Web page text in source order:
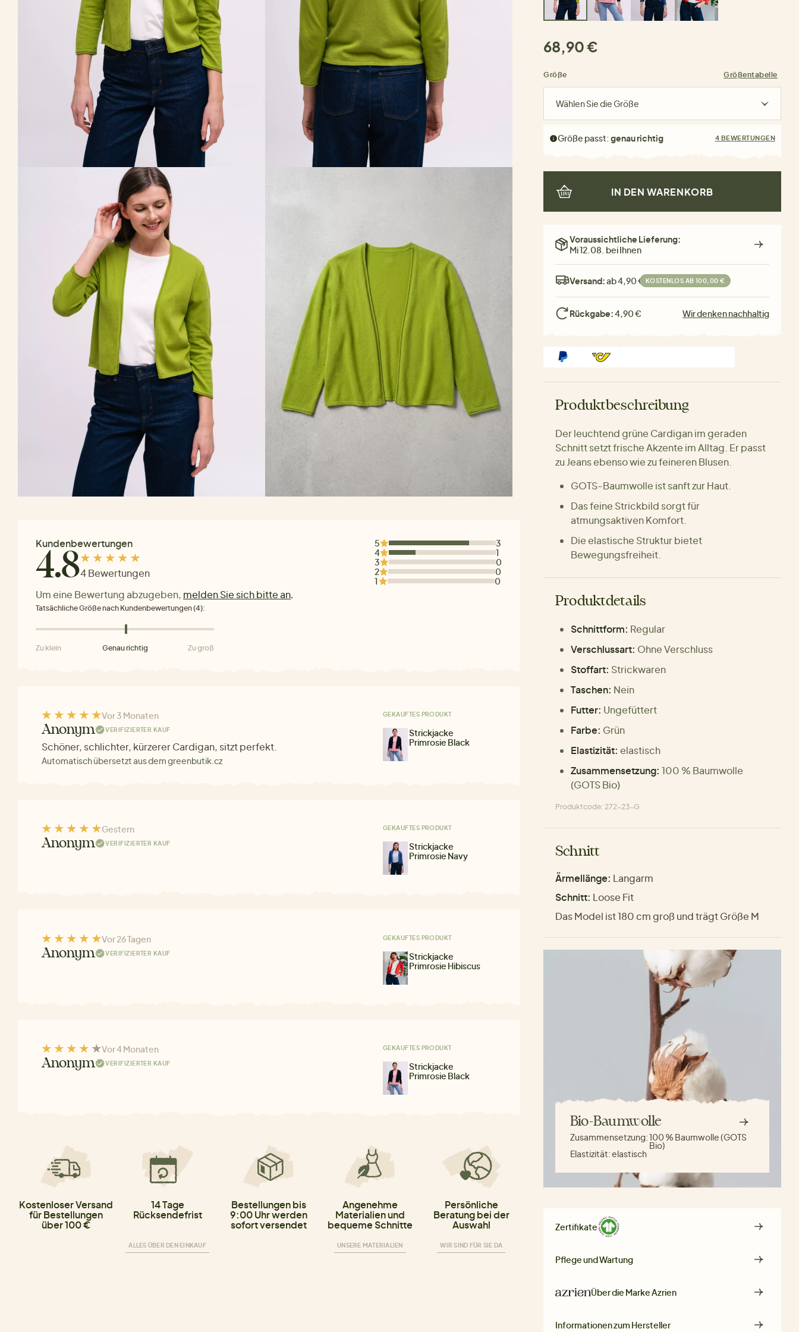
Kundenbewertungen
4.84 Bewertungen
Um eine Bewertung abzugeben, melden Sie sich bitte an.
5
3
4
1
3
0
2
0
1
0
Tatsächliche Größe nach Kundenbewertungen (4):
Zu klein Genau richtig Zu groß
Vor 3 Monaten
Anonym VERIFIZIERTER KAUF
Schöner, schlichter, kürzerer Cardigan, sitzt perfekt.
Automatisch übersetzt aus dem greenbutik.cz
GEKAUFTES PRODUKT
Strickjacke
Primrosie Black
Gestern
Anonym VERIFIZIERTER KAUF
GEKAUFTES PRODUKT
Strickjacke
Primrosie Navy
Vor 26 Tagen
Anonym VERIFIZIERTER KAUF
GEKAUFTES PRODUKT
Strickjacke
Primrosie Hibiscus
Vor 4 Monaten
Anonym VERIFIZIERTER KAUF
GEKAUFTES PRODUKT
Strickjacke
Primrosie Black
Kostenloser Versand
für Bestellungen
über 100 €
14 Tage
Rücksendefrist
ALLES ÜBER DEN EINKAUF
Bestellungen bis
9:00 Uhr werden
sofort versendet
Angenehme
Materialien und
bequeme Schnitte
UNSERE MATERIALIEN
Persönliche
Beratung bei der
Auswahl
WIR SIND FÜR SIE DA
68,90 €
Größe Größentabelle
Wählen Sie die Größe
Größe passt:genau richtig 4 BEWERTUNGEN
IN DEN WARENKORB
Voraussichtliche Lieferung:
Mi 12.08. bei Ihnen
Versand:ab 4,90 € KOSTENLOS AB 100,00 €
Rückgabe:4,90 € Wir denken nachhaltig
Produktbeschreibung
Der leuchtend grüne Cardigan im geraden
Schnitt setzt frische Akzente im Alltag. Er passt
zu Jeans ebenso wie zu feineren Blusen.
GOTS-Baumwolle ist sanft zur Haut.
Das feine Strickbild sorgt für
atmungsaktiven Komfort.
Die elastische Struktur bietet
Bewegungsfreiheit.
Produktdetails
Schnittform: Regular
Verschlussart: Ohne Verschluss
Stoffart: Strickwaren
Taschen: Nein
Futter: Ungefüttert
Farbe: Grün
Elastizität: elastisch
Zusammensetzung: 100 % Baumwolle
(GOTS Bio)
Produktcode: 272-23-G
Schnitt
Ärmellänge: Langarm
Schnitt: Loose Fit
Das Model ist 180 cm groß und trägt Größe M
Bio-Baumwolle
Zusammensetzung:100 % Baumwolle (GOTS
Bio)
Elastizität:elastisch
Zertifikate
Pflege und Wartung
Über die MarkeAzrien
Informationen zum Hersteller